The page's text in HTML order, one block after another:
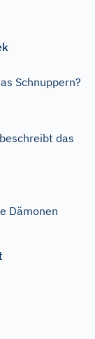
Schnuppern?
das
Dämonen